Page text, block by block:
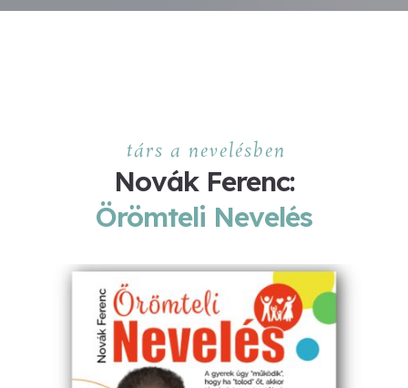
társ a nevelésben
Novák Ferenc:
Örömteli Nevelés